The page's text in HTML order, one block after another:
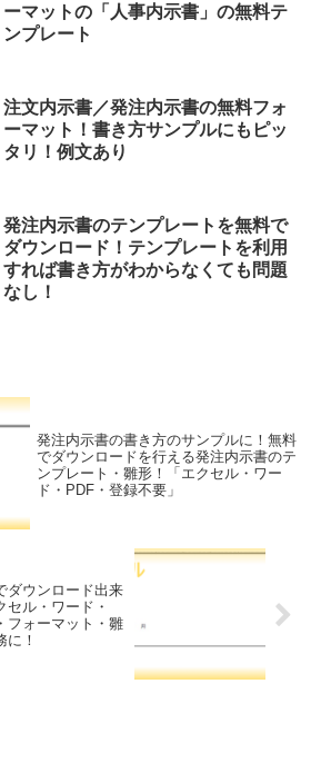
ーマットの「人事内示書」の無料テ
ンプレート
注文内示書／発注内示書の無料フォ
ーマット！書き方サンプルにもピッ
タリ！例文あり
発注内示書のテンプレートを無料で
ダウンロード！テンプレートを利用
すれば書き方がわからなくても問題
なし！
発注内示書の書き方のサンプルに！無料
でダウンロードを行える発注内示書のテ
ンプレート・雛形！「エクセル・ワー
ド・PDF・登録不要」
ダウンロード出来
セル・ワード・
フォーマット・雛
に！